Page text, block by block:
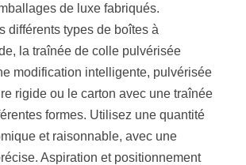
de luxe fabriqués.
différents types de boîtes à
la traînée de colle pulvérisée
modification intelligente, pulvérisée
rigide ou le carton avec une traînée
formes. Utilisez une quantité
et raisonnable, avec une
Aspiration et positionnement